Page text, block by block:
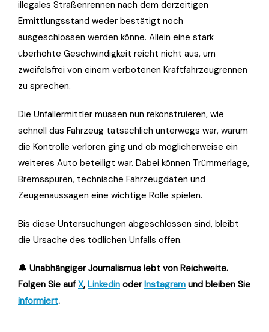
illegales Straßenrennen nach dem derzeitigen
Ermittlungsstand weder bestätigt noch
ausgeschlossen werden könne. Allein eine stark
überhöhte Geschwindigkeit reicht nicht aus, um
zweifelsfrei von einem verbotenen Kraftfahrzeugrennen
zu sprechen.
Die Unfallermittler müssen nun rekonstruieren, wie
schnell das Fahrzeug tatsächlich unterwegs war, warum
die Kontrolle verloren ging und ob möglicherweise ein
weiteres Auto beteiligt war. Dabei können Trümmerlage,
Bremsspuren, technische Fahrzeugdaten und
Zeugenaussagen eine wichtige Rolle spielen.
Bis diese Untersuchungen abgeschlossen sind, bleibt
die Ursache des tödlichen Unfalls offen.
🔔 Unabhängiger Journalismus lebt von Reichweite.
Folgen Sie aufX, Linkedin oderInstagram und bleiben Sie
informiert.